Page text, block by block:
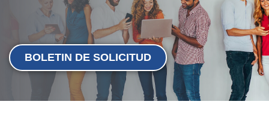
BOLETIN DE SOLICITUD